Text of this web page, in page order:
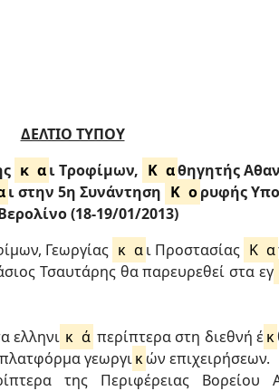
ΔΕΛΤΙΟ ΤΥΠΟΥ
κ α ι Tροφίμων, Κ αθηγητής
ι στην 5η Συνάντηση Κ ο ρυφής
(18-19/01/2013)
Γεωργίας κ αι Προστασίας Κ α
Τσαυτάρης θα παρευρεθεί στα εγ
ελληνι κ ά περίπτερα στη διεθνή έκ
πλατφόρμα γεωργικών επιχειρήσεων.
της Περιφέρειας Βορείου